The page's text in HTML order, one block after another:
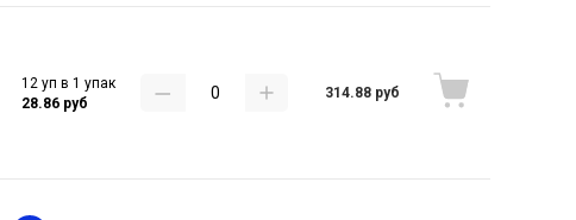
12 уп в 1 упак
28.86 руб
314.88 руб